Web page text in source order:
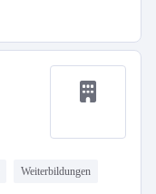
Weiterbildungen